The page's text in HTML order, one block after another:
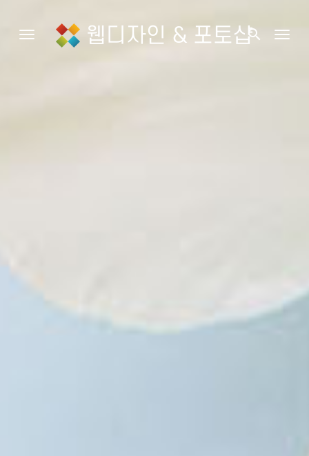
Toggle navigation웹디자인 & 포토샵search